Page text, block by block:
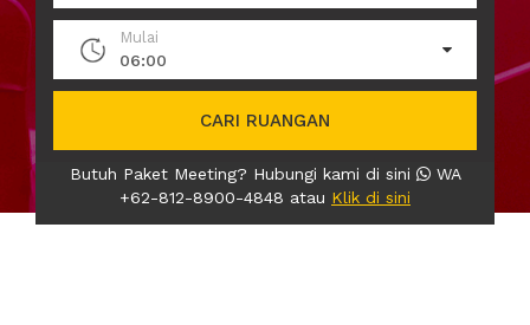
Mulai
06:00
CARI RUANGAN
Butuh Paket Meeting? Hubungi kami di sini
WA
+62-812-8900-4848 atau Klik di sini